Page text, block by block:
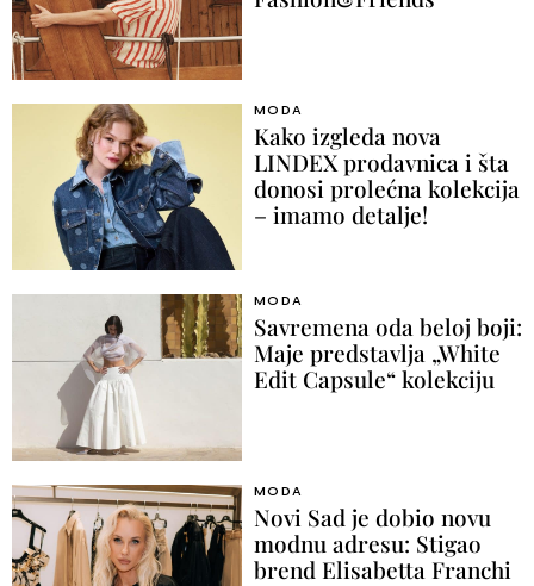
MODA
Kako izgleda nova
LINDEX prodavnica i šta
donosi prolećna kolekcija
– imamo detalje!
MODA
Savremena oda beloj boji:
Maje predstavlja „White
Edit Capsule“ kolekciju
MODA
Novi Sad je dobio novu
modnu adresu: Stigao
brend Elisabetta Franchi